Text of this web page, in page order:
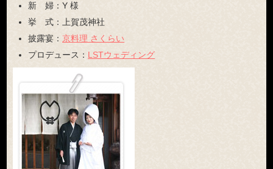
新 婦：Y 様
挙 式：
上賀茂神社
披露宴：京料理 さくらい
プロデュース： LSTウェディング